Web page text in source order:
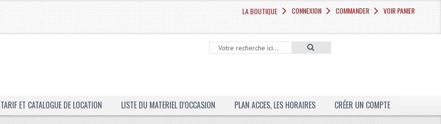
LA BOUTIQUE CONNEXION COMMANDER VOIR PANIER
TARIF ET CATALOGUE DE LOCATION LISTE DU MATERIEL D'OCCASION PLAN ACCES, LES HORAIRES CRÉER UN COMPTE